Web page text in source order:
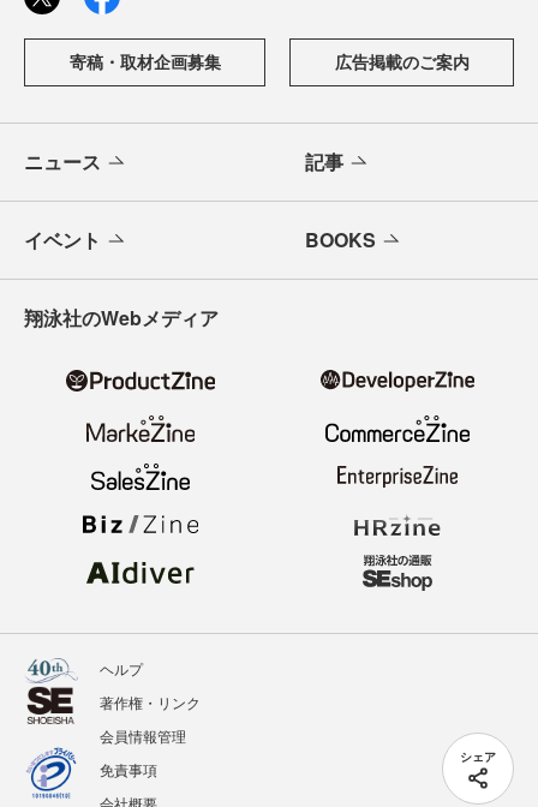
シェア
寄稿・取材企画募集 広告掲載のご案内
ニュース 記事
イベント BOOKS
翔泳社のWebメディア
ヘルプ
著作権・リンク
会員情報管理
免責事項
会社概要